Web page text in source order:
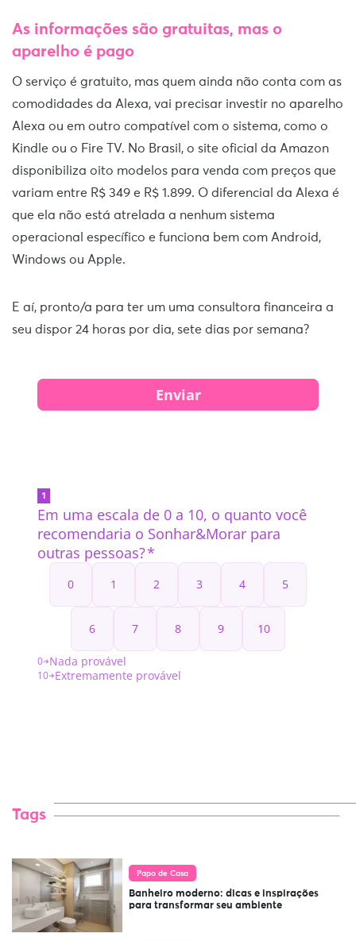
As informações são gratuitas, mas o
aparelho é pago
O serviço é gratuito, mas quem ainda não conta com as
comodidades da Alexa, vai precisar investir no aparelho
Alexa ou em outro compatível com o sistema, como o
Kindle ou o Fire TV. No Brasil, o site oficial da Amazon
disponibiliza oito modelos para venda com preços que
variam entre R$ 349 e R$ 1.899. O diferencial da Alexa é
que ela não está atrelada a nenhum sistema
operacional específico e funciona bem com Android,
Windows ou Apple.
E aí, pronto/a para ter um uma consultora financeira a
seu dispor 24 horas por dia, sete dias por semana?
Tags
Papo de Casa
Banheiro moderno: dicas e inspirações
para transformar seu ambiente